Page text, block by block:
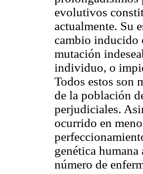
evolutivos
actualmente. Su
cambio inducido
mutación
individuo, o
Todos estos son
de la población
perjudiciales.
ocurrido en
genética
número de